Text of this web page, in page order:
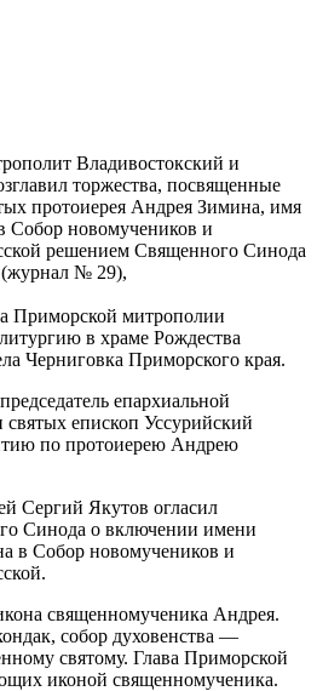
Владивостокский и
торжества, посвященные
протоиерея Андрея Зимина, имя
Собор новомучеников и
решением Священного Синода
(журнал № 29),
Приморской митрополии
в храме Рождества
Черниговка Приморского края.
епархиальной
епископ Уссурийский
по протоиерею Андрею
Сергий Якутов огласил
Синода о включении имени
в Собор новомучеников и
священномученика Андрея.
собор духовенства —
святому. Глава Приморской
иконой священномученика.